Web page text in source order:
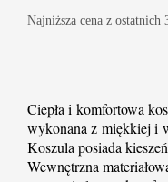
Najniższa cena z ostatnich
Ciepła i komfortowa
wykonana z miękkiej i
Koszula posiada
Wewnętrzna